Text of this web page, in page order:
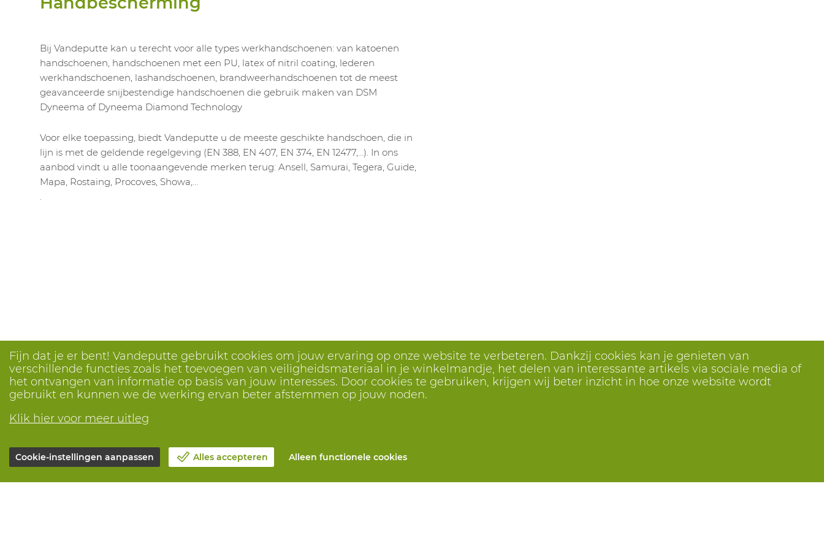
Bij Vandeputte kan u terecht voor alle types werkhandschoenen: van katoenen
handschoenen, handschoenen met een PU, latex of nitril coating, lederen
werkhandschoenen, lashandschoenen, brandweerhandschoenen tot de meest
geavanceerde snijbestendige handschoenen die gebruik maken van DSM
Dyneema of Dyneema Diamond Technology
Voor elke toepassing, biedt Vandeputte u de meeste geschikte handschoen, die in
lijn is met de geldende regelgeving (EN 388, EN 407, EN 374, EN 12477,…). In ons
aanbod vindt u alle toonaangevende merken terug: Ansell, Samurai, Tegera, Guide,
Mapa, Rostaing, Procoves, Showa,…
.
Fijn dat je er bent! Vandeputte gebruikt cookies om jouw ervaring op onze website te verbeteren. Dankzij cookies kan je genieten van
verschillende functies zoals het toevoegen van veiligheidsmateriaal in je winkelmandje, het delen van interessante artikels via sociale media of
het ontvangen van informatie op basis van jouw interesses. Door cookies te gebruiken, krijgen wij beter inzicht in hoe onze website wordt
gebruikt en kunnen we de werking ervan beter afstemmen op jouw noden.
Klik hier voor meer uitleg
Cookie-instellingen aanpassen Alles accepteren Alleen functionele cookies